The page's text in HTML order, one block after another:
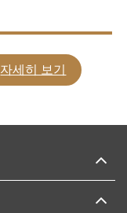
자세히 보기